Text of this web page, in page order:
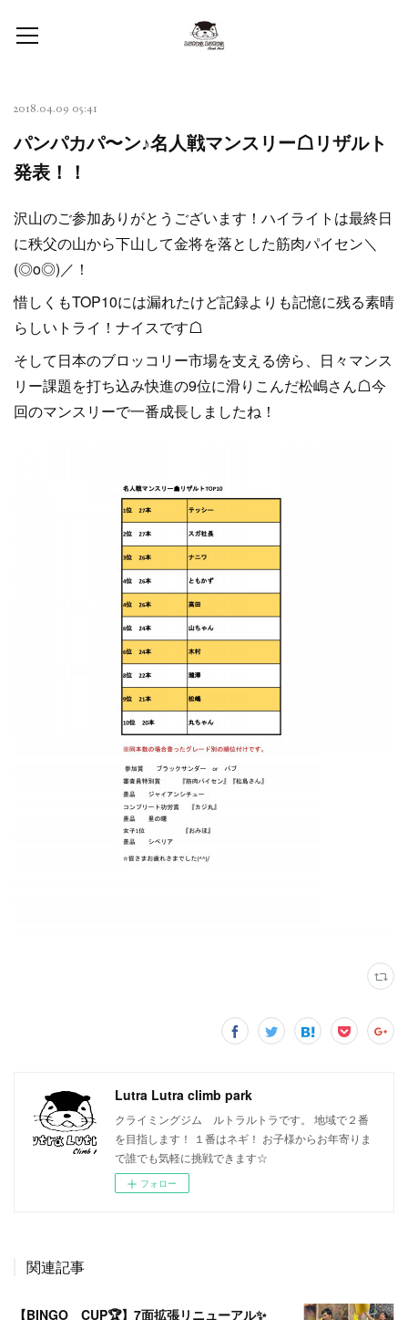
2018.04.09 05:41
パンパカパ〜ン♪名人戦マンスリー☖リザルト
発表！！
沢山のご参加ありがとうございます！ハイライトは最終日
に秩父の山から下山して金将を落とした筋肉パイセン＼
(◎o◎)／！
惜しくもTOP10には漏れたけど記録よりも記憶に残る素晴
らしいトライ！ナイスです☖
そして日本のブロッコリー市場を支える傍ら、日々マンス
リー課題を打ち込み快進の9位に滑りこんだ松嶋さん☖今
回のマンスリーで一番成長しましたね！
Lutra Lutra climb park
クライミングジム ルトラルトラです。 地域で２番
を目指します！ １番はネギ！ お子様からお年寄りま
で誰でも気軽に挑戦できます☆
フォロー
関連記事
【BINGO CUP🏆】7面拡張リニューアル✨